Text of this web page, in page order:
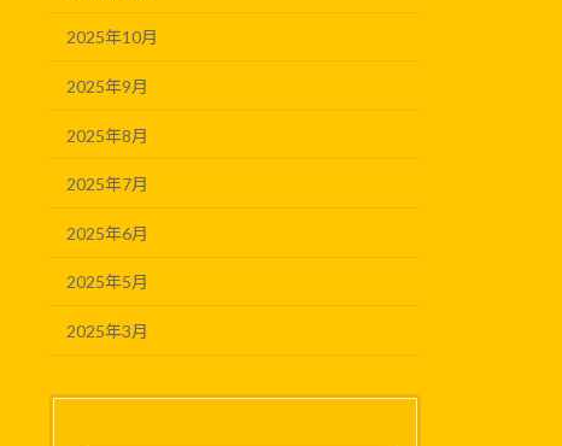
2025年10月
2025年9月
2025年8月
2025年7月
2025年6月
2025年5月
2025年3月